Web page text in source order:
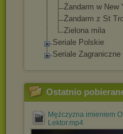
Żandarm w New
Żandarm z St
Zielona mila
Seriale Polskie
Seriale Zagraniczne
Ostatnio
Mężczyzna imieniem
Lektor.mp4